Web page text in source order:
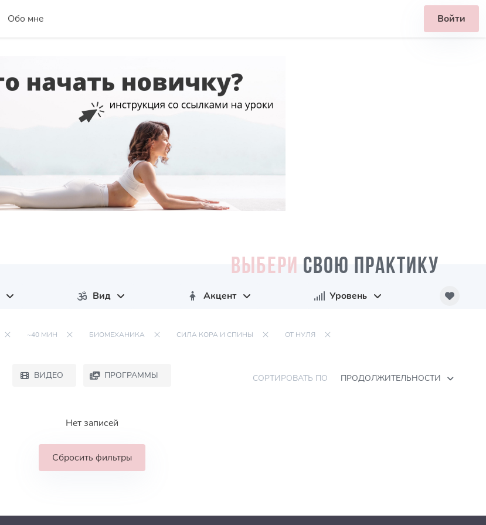
Обо мне Войти
ВЫБЕРИ СВОЮ ПРАКТИКУ
Вид Акцент Уровень
~40 МИН БИОМЕХАНИКА СИЛА КОРА И СПИНЫ ОТ НУЛЯ
ВИДЕО ПРОГРАММЫ СОРТИРОВАТЬ ПО ПРОДОЛЖИТЕЛЬНОСТИ
Нет записей
Сбросить фильтры